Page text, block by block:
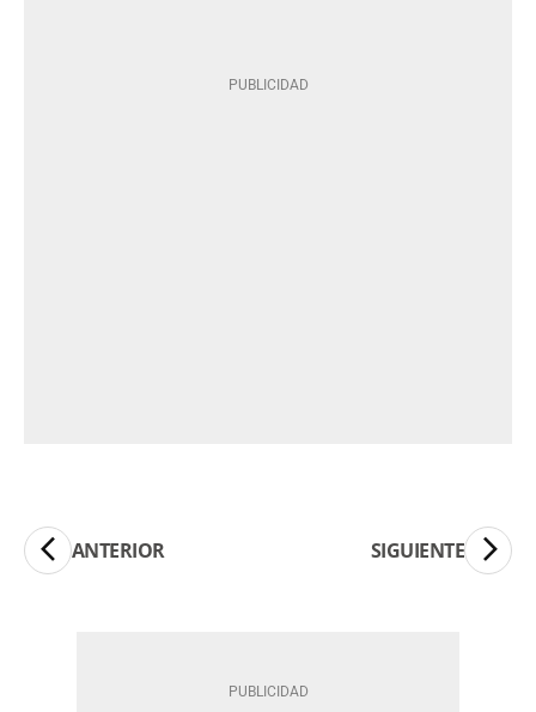
ANTERIOR SIGUIENTE